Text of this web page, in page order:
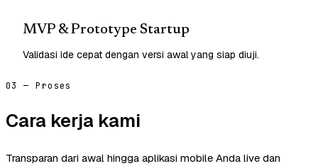
MVP & Prototype Startup
Validasi ide cepat dengan versi awal yang siap diuji.
03 — Proses
Cara kerja kami
Transparan dari awal hingga aplikasi mobile Anda live dan